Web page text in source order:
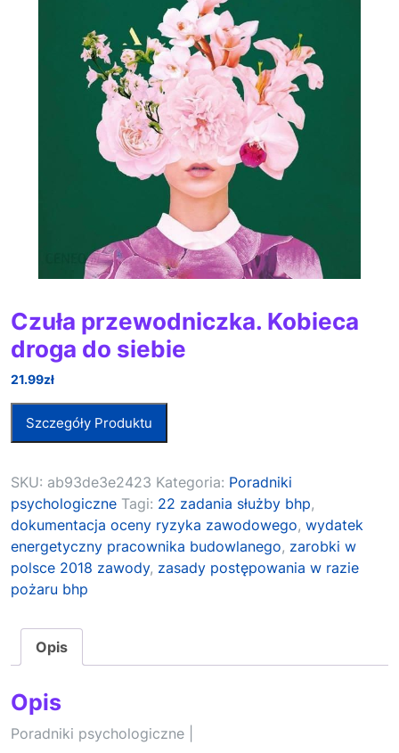
Czuła przewodniczka. Kobieca
droga do siebie
21.99zł
Szczegóły Produktu
SKU: ab93de3e2423 Kategoria: Poradniki
psychologiczne Tagi: 22 zadania służby bhp,
dokumentacja oceny ryzyka zawodowego, wydatek
energetyczny pracownika budowlanego, zarobki w
polsce 2018 zawody, zasady postępowania w razie
pożaru bhp
Opis
Opis
Poradniki psychologiczne |